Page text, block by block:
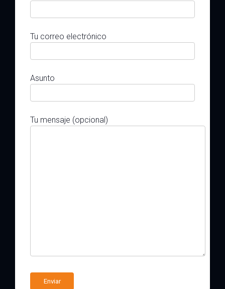
Tu correo electrónico
Asunto
Tu mensaje (opcional)